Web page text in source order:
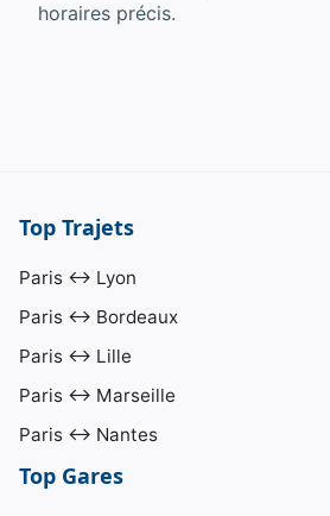
horaires précis.
Top Trajets
Paris ↔ Lyon
Paris ↔ Bordeaux
Paris ↔ Lille
Paris ↔ Marseille
Paris ↔ Nantes
Top Gares